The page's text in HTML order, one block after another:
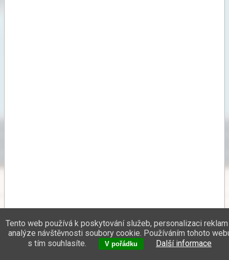
Tento web používá k poskytování služeb, personalizaci reklam
analýze návštěvnosti soubory cookie. Používáním tohoto
s tím souhlasíte.
V pořádku Další informace